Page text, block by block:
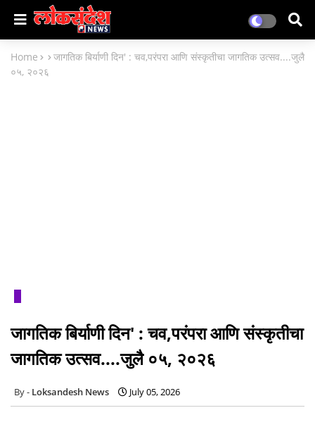
Home
जागतिक बिर्याणी दिन' : चव,परंपरा आणि संस्कृतीचा जागतिक उत्सव....जुलै
०५, २०२६
जागतिक बिर्याणी दिन' : चव,परंपरा आणि संस्कृतीचा
जागतिक उत्सव....जुलै ०५, २०२६
Loksandesh News July 05, 2026